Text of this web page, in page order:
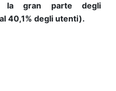
la gran parte degli
40,1% degli utenti).